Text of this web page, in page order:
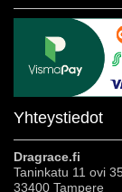
Yhteystiedot
Dragrace.fi
Taninkatu 11 ovi
33400 Tampere